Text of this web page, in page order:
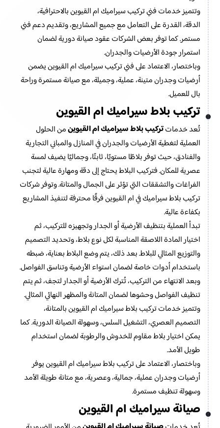
وتتميز خدمات فني تركيب سيراميك ام القيوين بالاحترافية،
الدقة، القدرة على التعامل مع جميع المشاريع، وتقديم دعم فني
مستمر. كما توفر بعض الشركات عقود صيانة دورية لضمان
استمرار جودة الأرضيات والجدران.
وباختصار، الاعتماد على فني تركيب سيراميك ام القيوين يضمن
أرضيات وجدران متينة، عملية، وجميلة، مع صيانة مستمرة وراحة
بال للعميل.
تركيب بلاط سيراميك ام القيوين
تُعد خدماتتركيب بلاط سيراميك ام القيوينمن الحلول
العملية لتغطية الأرضيات والجدران في المنازل والمباني التجارية
والفنادق، حيث توفر بلاطًا مستويًا، ثابتًا، وجماليًا يضيف لمسة
عصرية للمكان. فتركيب البلاط يحتاج إلى دقة ومهارة عالية لتجنب
الفراغات والتشققات التي تؤثر على الجمال والمتانة. وتوفر شركات
تركيب بلاط سيراميك في ام القيوين فرقًا محترفة لتنفيذ المشاريع
بكفاءة عالية.
تبدأ العملية بتنظيف الأرضية أو الجدار وتجهيزه للتركيب، ثم
اختيار المادة اللاصقة المناسبة لكل نوع بلاط، وتحديد التصميم
والتوزيع المثالي للبلاط. بعد ذلك، يتم وضع البلاط بعناية، ضبطه
باستخدام أدوات خاصة لضمان استواء الأرضية وتناسق الفواصل.
وبعد الانتهاء من التركيب، تُترك الأرضية أو الجدار لتجف، ثم يتم
تنظيف الفواصل وحشوها لضمان المتانة والمظهر النهائي المثالي.
وتتميز خدمات تركيب بلاط سيراميك ام القيوين بالمتانة،
التصميم العصري، التشغيل السلس، وسهولة الصيانة الدورية. كما
يمكن اختيار بلاط مقاوم للخدوش والرطوبة لضمان استخدام
طويل الأمد.
وباختصار، الاعتماد على تركيب بلاط سيراميك ام القيوين يوفر
أرضيات وجدران عملية، جمالية، وعصرية، مع متانة طويلة الأمد
وسهولة تنظيف مستمرة.
صيانة سيراميك ام القيوين